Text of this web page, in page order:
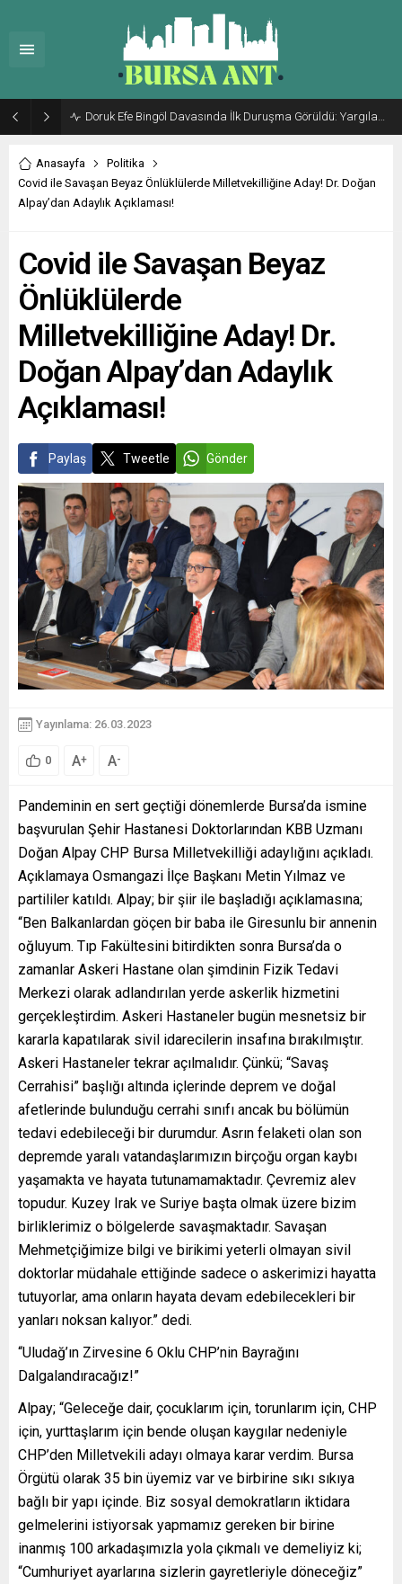
Doruk Efe Bingöl Davasında İlk Duruşma Görüldü: Yargılama 20 Ekim 2026’ya Ertelendi
Anasayfa
Politika
Covid ile Savaşan Beyaz Önlüklülerde Milletvekilliğine Aday! Dr. Doğan
Alpay’dan Adaylık Açıklaması!
Covid ile Savaşan Beyaz
Önlüklülerde
Milletvekilliğine Aday! Dr.
Doğan Alpay’dan Adaylık
Açıklaması!
Paylaş Tweetle Gönder
Yayınlama: 26.03.2023
0 A+ A-
Pandeminin en sert geçtiği dönemlerde Bursa’da ismine
başvurulan Şehir Hastanesi Doktorlarından KBB Uzmanı
Doğan Alpay CHP Bursa Milletvekilliği adaylığını açıkladı.
Açıklamaya Osmangazi İlçe Başkanı Metin Yılmaz ve
partililer katıldı. Alpay; bir şiir ile başladığı açıklamasına;
“Ben Balkanlardan göçen bir baba ile Giresunlu bir annenin
oğluyum. Tıp Fakültesini bitirdikten sonra Bursa’da o
zamanlar Askeri Hastane olan şimdinin Fizik Tedavi
Merkezi olarak adlandırılan yerde askerlik hizmetini
gerçekleştirdim. Askeri Hastaneler bugün mesnetsiz bir
kararla kapatılarak sivil idarecilerin insafına bırakılmıştır.
Askeri Hastaneler tekrar açılmalıdır. Çünkü; “Savaş
Cerrahisi” başlığı altında içlerinde deprem ve doğal
afetlerinde bulunduğu cerrahi sınıfı ancak bu bölümün
tedavi edebileceği bir durumdur. Asrın felaketi olan son
depremde yaralı vatandaşlarımızın birçoğu organ kaybı
yaşamakta ve hayata tutunamamaktadır. Çevremiz alev
topudur. Kuzey Irak ve Suriye başta olmak üzere bizim
birliklerimiz o bölgelerde savaşmaktadır. Savaşan
Mehmetçiğimize bilgi ve birikimi yeterli olmayan sivil
doktorlar müdahale ettiğinde sadece o askerimizi hayatta
tutuyorlar, ama onların hayata devam edebilecekleri bir
yanları noksan kalıyor.” dedi.
“Uludağ’ın Zirvesine 6 Oklu CHP’nin Bayrağını
Dalgalandıracağız!”
Alpay; “Geleceğe dair, çocuklarım için, torunlarım için, CHP
için, yurttaşlarım için bende oluşan kaygılar nedeniyle
CHP’den Milletvekili adayı olmaya karar verdim. Bursa
Örgütü olarak 35 bin üyemiz var ve birbirine sıkı sıkıya
bağlı bir yapı içinde. Biz sosyal demokratların iktidara
gelmelerini istiyorsak yapmamız gereken bir birine
inanmış 100 arkadaşımızla yola çıkmalı ve demeliyiz ki;
“Cumhuriyet ayarlarına sizlerin gayretleriyle döneceğiz”